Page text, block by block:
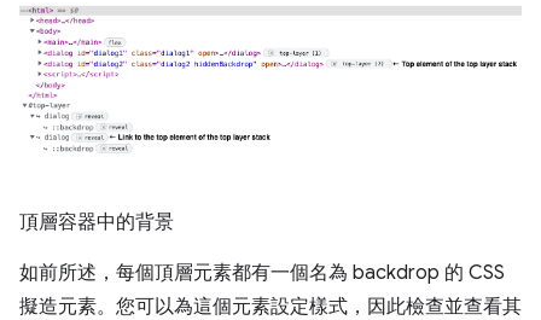
頂層容器中的背景
如前所述，每個頂層元素都有一個名為 backdrop 的 CSS
擬造元素。您可以為這個元素設定樣式，因此檢查並查看其